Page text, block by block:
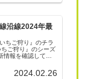
沿線2024年最
ちご狩り』のチラ
ご狩り』のシーズ
情報を確認してみ
2024.02.26